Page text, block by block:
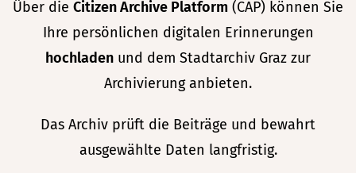
Über die Citizen Archive Platform (CAP) können Sie
Ihre persönlichen digitalen Erinnerungen
hochladen und dem Stadtarchiv Graz zur
Archivierung anbieten.
Das Archiv prüft die Beiträge und bewahrt
ausgewählte Daten langfristig.